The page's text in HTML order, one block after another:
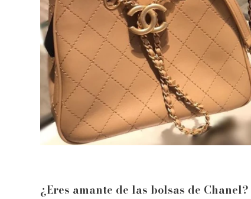
¿Eres amante de las bolsas de Chanel?